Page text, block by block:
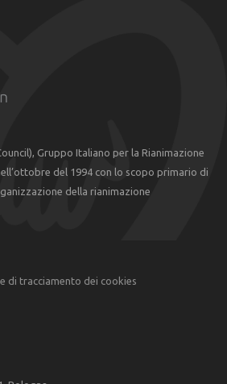
Gruppo Italiano per la Rianimazione
del 1994 con lo scopo primario di
della rianimazione
di tracciamento dei cookies